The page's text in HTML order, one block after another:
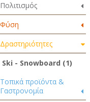
Πολιτισμός
Φύση
Δραστηριότητες
Ski - Snowboard (1)
Τοπικά προϊόντα &
Γαστρονομία